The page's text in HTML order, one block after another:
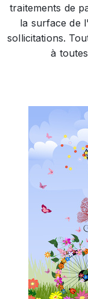
traitements de
la surface de
sollicitations.
à